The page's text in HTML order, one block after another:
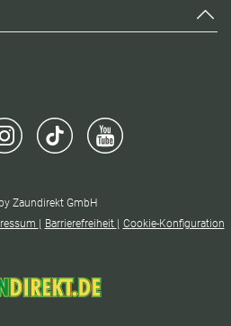
Zaundirekt GmbH
Barrierefreiheit Cookie-Konfiguration